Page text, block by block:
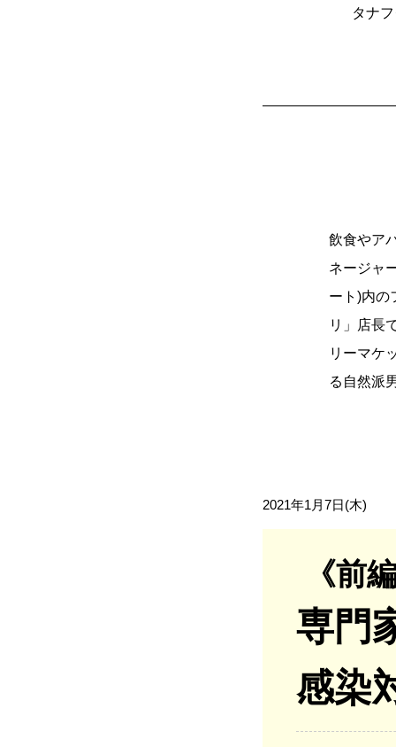
タナ
飲食やア
ネージャ
ート)内の
リ」店長
リーマケ
る自然派
2021年1月7日(木)
《前
専門
感染